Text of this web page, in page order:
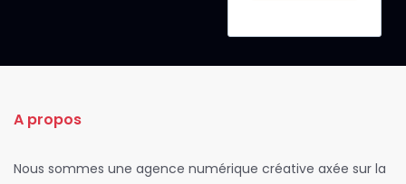
A propos
Nous sommes une agence numérique créative axée sur la